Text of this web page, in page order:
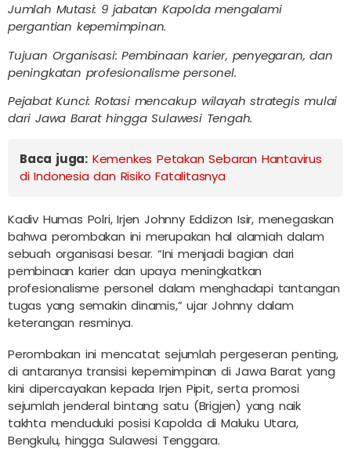
Jumlah Mutasi: 9 jabatan Kapolda mengalami
pergantian kepemimpinan.
Tujuan Organisasi: Pembinaan karier, penyegaran, dan
peningkatan profesionalisme personel.
Pejabat Kunci: Rotasi mencakup wilayah strategis mulai
dari Jawa Barat hingga Sulawesi Tengah.
Baca juga: Kemenkes Petakan Sebaran Hantavirus
di Indonesia dan Risiko Fatalitasnya
Kadiv Humas Polri, Irjen Johnny Eddizon Isir, menegaskan
bahwa perombakan ini merupakan hal alamiah dalam
sebuah organisasi besar. “Ini menjadi bagian dari
pembinaan karier dan upaya meningkatkan
profesionalisme personel dalam menghadapi tantangan
tugas yang semakin dinamis,” ujar Johnny dalam
keterangan resminya.
Perombakan ini mencatat sejumlah pergeseran penting,
di antaranya transisi kepemimpinan di Jawa Barat yang
kini dipercayakan kepada Irjen Pipit, serta promosi
sejumlah jenderal bintang satu (Brigjen) yang naik
takhta menduduki posisi Kapolda di Maluku Utara,
Bengkulu, hingga Sulawesi Tenggara.